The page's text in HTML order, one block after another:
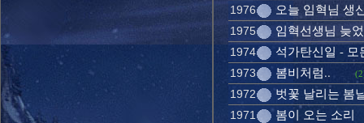
1976 오늘 임혁님 생
1975 임혁선생님 늦
1974 석가탄신일 -
1973 봄비처럼..
1972 벗꽃 날리는 봄
1971 봄이 오는 소리